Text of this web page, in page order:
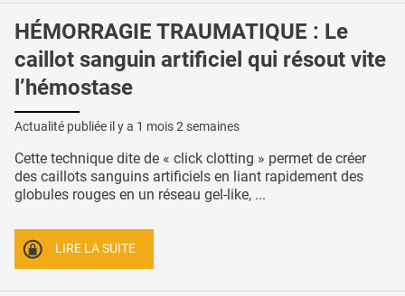
HÉMORRAGIE TRAUMATIQUE : Le
caillot sanguin artificiel qui résout vite
l’hémostase
Actualité publiée il y a 1 mois 2 semaines
Cette technique dite de « click clotting » permet de créer
des caillots sanguins artificiels en liant rapidement des
globules rouges en un réseau gel-like, ...
LIRE LA SUITE